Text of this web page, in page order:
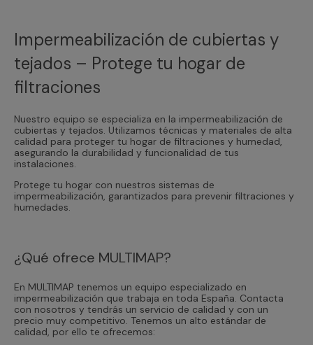
Impermeabilización de cubiertas y
tejados – Protege tu hogar de
filtraciones
Nuestro equipo se especializa en la impermeabilización de
cubiertas y tejados. Utilizamos técnicas y materiales de alta
calidad para proteger tu hogar de filtraciones y humedad,
asegurando la durabilidad y funcionalidad de tus
instalaciones.
Protege tu hogar con nuestros sistemas de
impermeabilización, garantizados para prevenir filtraciones y
humedades.
¿Qué ofrece MULTIMAP?
En MULTIMAP tenemos un equipo especializado en
impermeabilización que trabaja en toda España. Contacta
con nosotros y tendrás un servicio de calidad y con un
precio muy competitivo. Tenemos un alto estándar de
calidad, por ello te ofrecemos: